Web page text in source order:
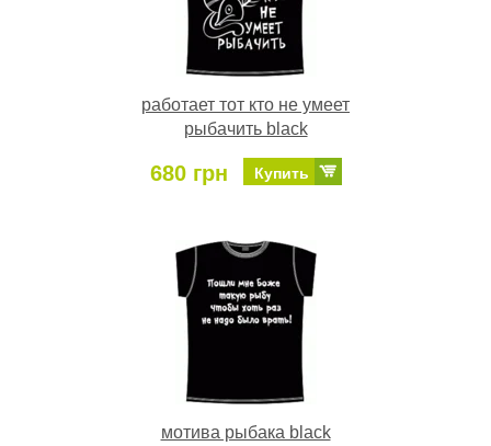
работает тот кто не умеет
рыбачить black
680 грн Купить
мотива рыбака black